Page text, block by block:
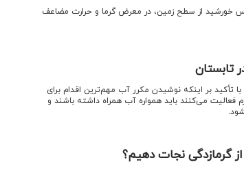
خورشید از سطح زمین، در معرض گرما و حرارت مضاعف
تابستان
تأکید بر اینکه نوشیدن مکرر آب مهم‌ترین اقدام برای
می‌کنند باید همواره آب همراه داشته باشند و
گرمازدگی نجات دهیم؟